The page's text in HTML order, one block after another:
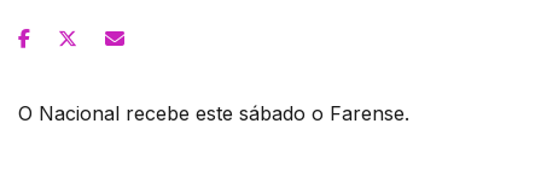
O Nacional recebe este sábado o Farense.